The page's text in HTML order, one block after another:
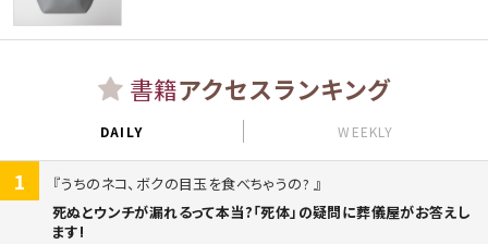
書籍アクセスランキング
DAILY WEEKLY
1
うちのネコ、ボクの目玉を食べちゃうの?
死ぬとウンチが漏れるって本当?「死体」の疑問に葬儀屋がお答えし
ます!